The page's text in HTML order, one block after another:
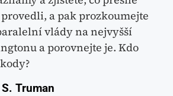
a pak prozkoumejte
vlády na nejvyšší
a porovnejte je. Kdo
Truman